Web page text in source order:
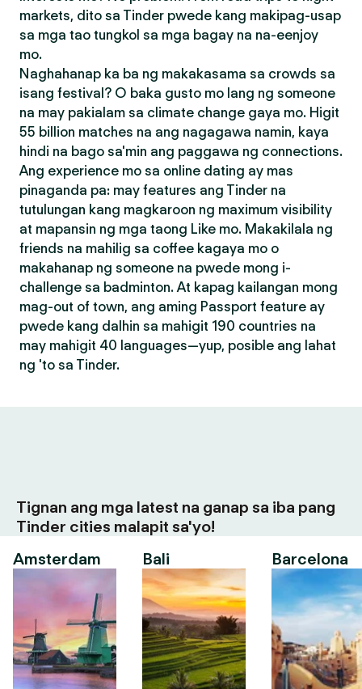
markets, dito sa Tinder pwede kang makipag-usap
sa mga tao tungkol sa mga bagay na na-eenjoy
mo.
Naghahanap ka ba ng makakasama sa crowds sa
isang festival? O baka gusto mo lang ng someone
na may pakialam sa climate change gaya mo. Higit
55 billion matches na ang nagagawa namin, kaya
hindi na bago sa'min ang paggawa ng connections.
Ang experience mo sa online dating ay mas
pinaganda pa: may features ang Tinder na
tutulungan kang magkaroon ng maximum visibility
at mapansin ng mga taong Like mo. Makakilala ng
friends na mahilig sa coffee kagaya mo o
makahanap ng someone na pwede mong i-
challenge sa badminton. At kapag kailangan mong
mag-out of town, ang aming Passport feature ay
pwede kang dalhin sa mahigit 190 countries na
may mahigit 40 languages—yup, posible ang lahat
ng 'to sa Tinder.
Tignan ang mga latest na ganap sa iba pang
Tinder cities malapit sa'yo!
Amsterdam
Bali Barcelona